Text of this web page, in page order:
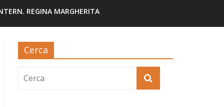
REGINA MARGHERITA
Cerca